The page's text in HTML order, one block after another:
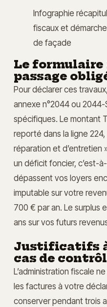
Infographie
fiscaux et
de façade
Le formulaire
passage
Pour déclarer ces
annexe n°2044 ou
spécifiques. Le montant
reporté dans la ligne
réparation et d’entretien
un déficit foncier, c’est-
dépassent vos loyers
imputable sur votre
700 € par an. Le surplus
ans sur vos futurs
Justificatifs
cas de
L’administration fiscale
les factures à votre
conserver pendant trois